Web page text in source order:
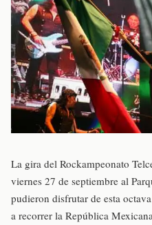
La gira del Rockampeonato
viernes 27 de septiembre al
pudieron disfrutar de esta
a recorrer la República